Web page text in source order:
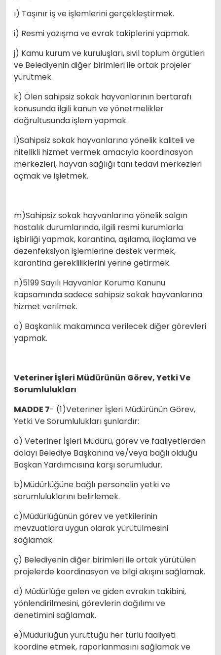
ı) Taşınır iş ve işlemlerini gerçekleştirmek.
i) Resmi yazışma ve evrak takiplerini yapmak.
j) Kamu kurum ve kuruluşları, sivil toplum örgütleri
ve Belediyenin diğer birimleri ile ortak projeler
yürütmek.
k) Ölen sahipsiz sokak hayvanlarının bertarafı
konusunda ilgili kanun ve yönetmelikler
doğrultusunda işlem yapmak.
l)Sahipsiz sokak hayvanlarına yönelik kaliteli ve
nitelikli hizmet vermek amacıyla koordinasyon
merkezleri, hayvan sağlığı tanı tedavi merkezleri
açmak ve işletmek.
m)Sahipsiz sokak hayvanlarına yönelik salgın
hastalık durumlarında, ilgili resmi kurumlarla
işbirliği yapmak, karantina, aşılama, ilaçlama ve
dezenfeksiyon işlemlerine destek vermek,
karantina gerekliliklerini yerine getirmek.
n)5199 Sayılı Hayvanlar Koruma Kanunu
kapsamında sadece sahipsiz sokak hayvanlarına
hizmet verilmek.
o) Başkanlık makamınca verilecek diğer görevleri
yapmak.
Veteriner İşleri Müdürünün Görev, Yetki Ve
Sorumlulukları
MADDE 7- (1)Veteriner İşleri Müdürünün Görev,
Yetki Ve Sorumlulukları şunlardır:
a) Veteriner İşleri Müdürü, görev ve faaliyetlerden
dolayı Belediye Başkanına ve/veya bağlı olduğu
Başkan Yardımcısına karşı sorumludur.
b)Müdürlüğüne bağlı personelin yetki ve
sorumluluklarını belirlemek.
c)Müdürlüğünün görev ve yetkilerinin
mevzuatlara uygun olarak yürütülmesini
sağlamak.
ç) Belediyenin diğer birimleri ile ortak yürütülen
projelerde koordinasyon ve bilgi akışını sağlamak.
d) Müdürlüğe gelen ve giden evrakın takibini,
yönlendirilmesini, görevlerin dağılımı ve
denetimini sağlamak.
e)Müdürlüğün yürüttüğü her türlü faaliyeti
koordine etmek, raporlanmasını sağlamak ve